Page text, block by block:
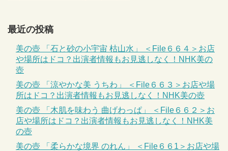
最近の投稿
美の壺 「石と砂の小宇宙 枯山水」 ＜File６６４＞お店
や場所はドコ？出演者情報もお見逃しなく！NHK美の
壺
美の壺 「涼やかな美 うちわ」 ＜File６６３＞お店や場
所はドコ？出演者情報もお見逃しなく！NHK美の壺
美の壺 「木肌を味わう 曲げわっぱ」 ＜File６６２＞お
店や場所はドコ？出演者情報もお見逃しなく！NHK美
の壺
美の壺 「柔らかな境界 のれん」 ＜File６６1＞お店や場